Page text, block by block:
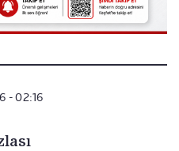
- 02:16